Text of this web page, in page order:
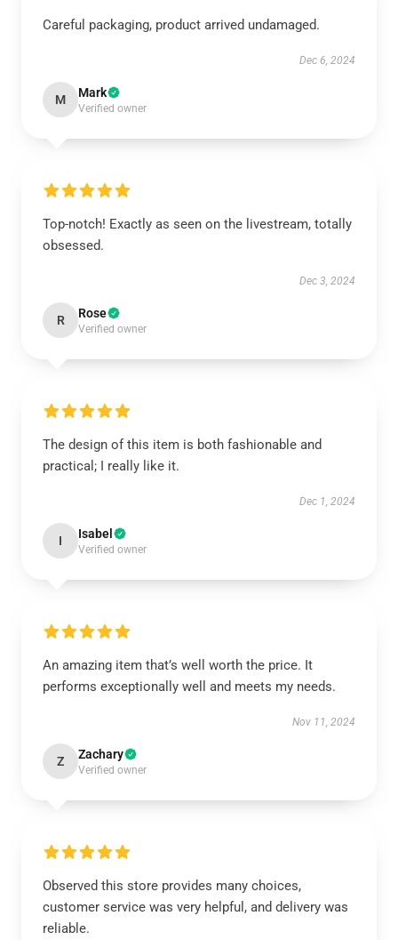
Careful packaging, product arrived undamaged.
Dec 6, 2024
M Mark
Verified owner
Top-notch! Exactly as seen on the livestream, totally
obsessed.
Dec 3, 2024
R Rose
Verified owner
The design of this item is both fashionable and
practical; I really like it.
Dec 1, 2024
I Isabel
Verified owner
An amazing item that’s well worth the price. It
performs exceptionally well and meets my needs.
Nov 11, 2024
Z Zachary
Verified owner
Observed this store provides many choices,
customer service was very helpful, and delivery was
reliable.